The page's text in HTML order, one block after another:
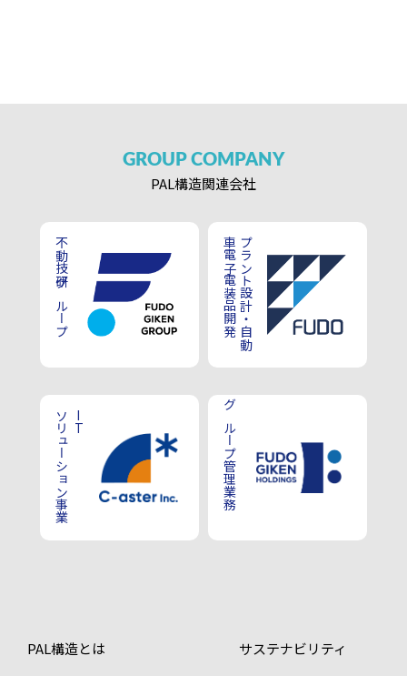
GROUP COMPANY
PAL構造関連会社
不動技研グループ プラント設計・自動
車電子電装品開発
IT
ソリューション事業 グループ管理業務
PAL構造とは
サステナビリティ